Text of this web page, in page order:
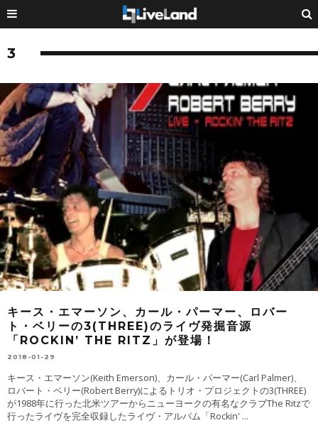
3
キース・エマーソン、カール・パーマー、ロバー
ト・ベリーの3(THREE)のライヴ発掘音源
「ROCKIN’ THE RITZ」が登場！
2018-01-29
キース・エマーソン(Keith Emerson)、カール・パーマー(Carl Palmer)、
ロバート・ベリー(Robert Berry)によるトリオ・プロジェクトの3(THREE)
が1988年に行った北米ツアーからニューヨークの有名なクラブThe Ritzで
行ったライヴを完全収録したライヴ・アルバム「Rockin' ...